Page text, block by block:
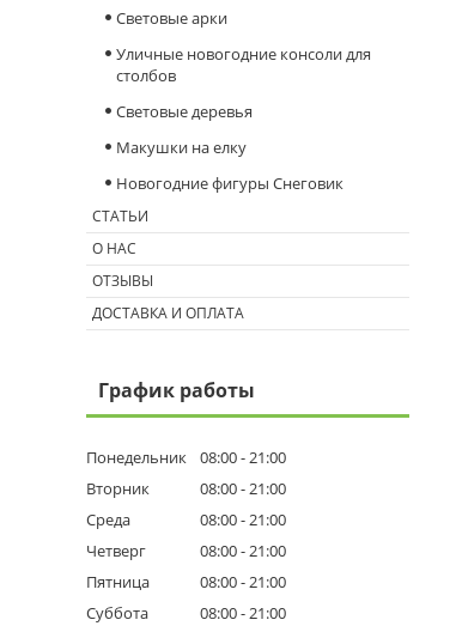
Световые арки
Уличные новогодние консоли для
столбов
Световые деревья
Макушки на елку
Новогодние фигуры Снеговик
СТАТЬИ
О НАС
ОТЗЫВЫ
ДОСТАВКА И ОПЛАТА
График работы
Понедельник 08:00 21:00
Вторник
08:00 21:00
Среда
08:00 21:00
Четверг
08:00 21:00
Пятница
08:00 21:00
Суббота
08:00 21:00